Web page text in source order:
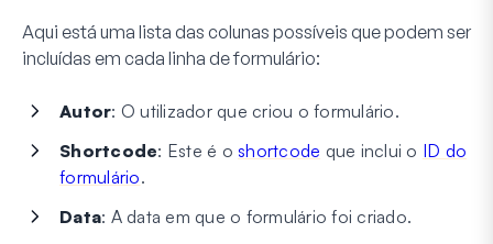
Aqui está uma lista das colunas possíveis que podem ser
incluídas em cada linha de formulário:
Autor: O utilizador que criou o formulário.
Shortcode: Este é o shortcode que inclui o ID do
formulário.
Data: A data em que o formulário foi criado.